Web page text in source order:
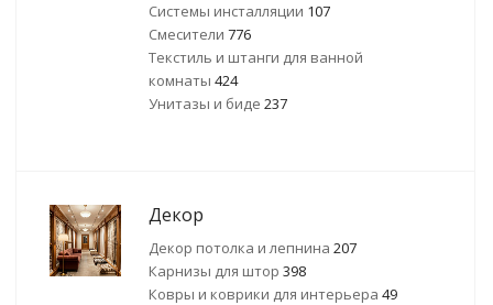
Системы инсталляции 107
Смесители 776
Текстиль и штанги для ванной
комнаты 424
Унитазы и биде 237
Декор
Декор потолка и лепнина 207
Карнизы для штор 398
Ковры и коврики для интерьера 49